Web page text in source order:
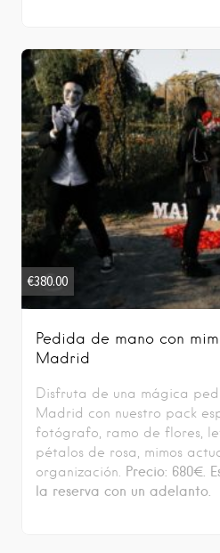
€380.00
Pedida de mano con
Madrid
Disfruta de una mágica
Madrid con nuestro pack
fotógrafo, ramo de flores,
pétalos de rosa, mimos
organización. Precio: 680€.
la reserva con un adelanto.